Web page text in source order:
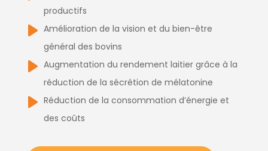
productifs
Amélioration de la vision et du bien-être
général des bovins
Augmentation du rendement laitier grâce à la
réduction de la sécrétion de mélatonine
Réduction de la consommation d’énergie et
des coûts